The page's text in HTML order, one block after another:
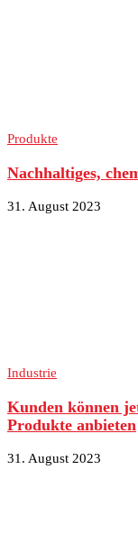
Produkte
Nachhaltiges,
31. August 2023
Industrie
Kunden können
Produkte anbieten
31. August 2023